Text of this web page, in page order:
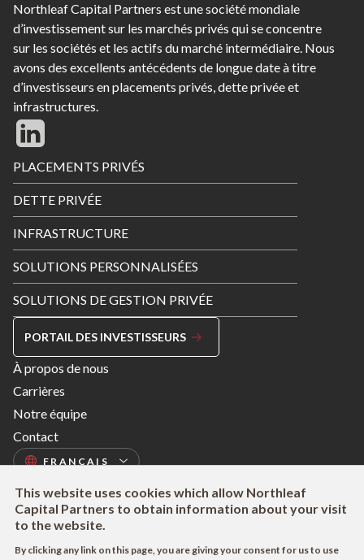
Northleaf Capital Partners est une société mondiale
d’investissement sur les marchés privés qui se concentre
sur les sociétés et les actifs du marché intermédiaire. Nous
avons des excellents antécédents de longue date à titre
d’investisseurs en placements privés, dette privée et
infrastructures.
Footer
Menu
PLACEMENTS PRIVÉS
DETTE PRIVÉE
INFRASTRUCTURE
SOLUTIONS PERSONNALISÉES
SOLUTIONS DE GESTION PRIVÉE
PORTAIL DES INVESTISSEURS
Footer
Menu
Right
À propos de nous
Carrières
Notre équipe
Contact
This website uses cookies which allow Northleaf
Capital Partners to obtain information about your visit
to the website.
By clicking any link on this page, you are giving your consent for us to use